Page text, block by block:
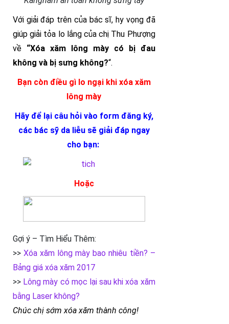
Với giải đáp trên của bác sĩ, hy vọng đã
giúp giải tỏa lo lắng của chị Thu Phượng
về “Xóa xăm lông mày có bị đau
không và bị sưng không?“.
Bạn còn điều gì lo ngại khi xóa xăm
lông mày
Hãy để lại câu hỏi vào form đăng ký,
các bác sỹ da liễu sẽ giải đáp ngay
cho bạn:
Hoặc
Gợi ý – Tìm Hiểu Thêm:
>>Xóa xăm lông mày bao nhiêu tiền? –
Bảng giá xóa xăm 2017
>> Lông mày có mọc lại sau khi xóa xăm
bằng Laser không?
Chúc chị sớm xóa xăm thành công!